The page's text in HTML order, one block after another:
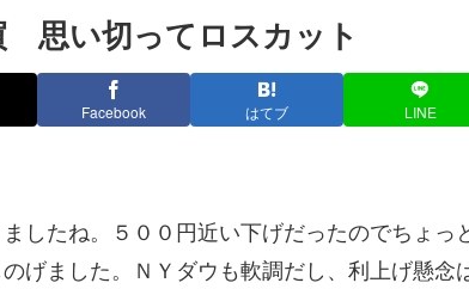
思い切ってロスカット
Facebook はてブ LINE
したね。５００円近い下げだったのでちょっ
げました。ＮＹダウも軟調だし、利上げ懸念